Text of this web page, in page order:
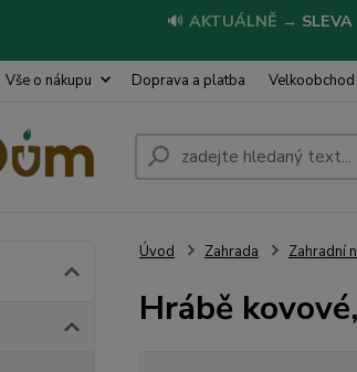
🔊 AKTUÁLNĚ →
Vše o nákupu Doprava a platba Velkoobchod
Úvod Zahrada Zahradní
Hrábě